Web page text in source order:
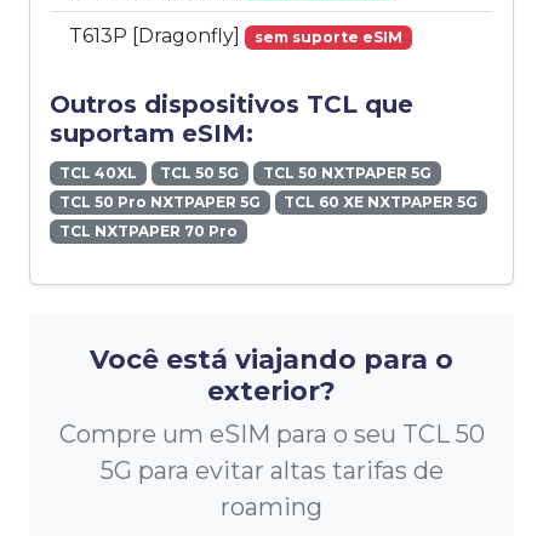
T613P [Dragonfly] sem suporte eSIM
Outros dispositivos TCL que
suportam eSIM:
TCL 40XL TCL 50 5G
TCL 50 NXTPAPER 5G
TCL 50 Pro NXTPAPER 5G
TCL 60 XE NXTPAPER 5G
TCL NXTPAPER 70 Pro
Você está viajando para o
exterior?
Compre um eSIM para o seu TCL 50
5G para evitar altas tarifas de
roaming